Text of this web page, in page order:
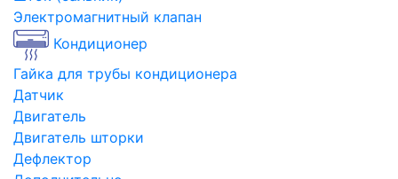
Электромагнитный клапан
Кондиционер
Гайка для трубы кондиционера
Датчик
Двигатель
Двигатель шторки
Дефлектор